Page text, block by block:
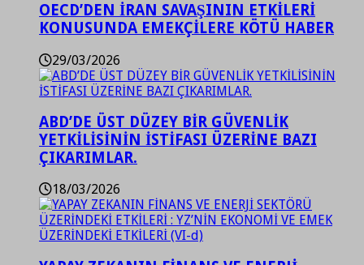
OECD’DEN İRAN SAVAŞININ ETKİLERİ
KONUSUNDA EMEKÇİLERE KÖTÜ HABER
29/03/2026
ABD’DE ÜST DÜZEY BİR GÜVENLİK
YETKİLİSİNİN İSTİFASI ÜZERİNE BAZI
ÇIKARIMLAR.
18/03/2026